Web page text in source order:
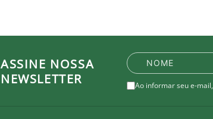
ASSINE NOSSA
NEWSLETTER
Ao informar seu e-